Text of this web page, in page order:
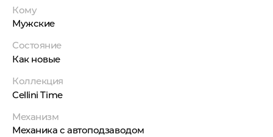
Кому
Мужские
Состояние
Как новые
Коллекция
Cellini Time
Механизм
Механика с автоподзаводом